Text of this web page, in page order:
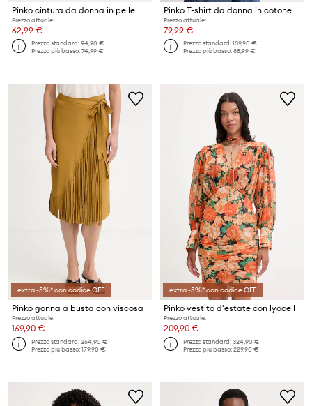
Pinko cintura da donna in pelle
Prezzo attuale:
62,99 €
Prezzo standard:94,90 €
Prezzo più basso:74,99 €
Pinko T-shirt da donna in cotone
Prezzo attuale:
79,99 €
Prezzo standard:139,90 €
Prezzo più basso:88,99 €
extra -5%* con codice OFF
Pinko gonna a busta con viscosa
Prezzo attuale:
169,90 €
Prezzo standard:264,90 €
Prezzo più basso:179,90 €
extra -5%* con codice OFF
Pinko vestito d'estate con lyocell
Prezzo attuale:
209,90 €
Prezzo standard:324,90 €
Prezzo più basso:229,90 €